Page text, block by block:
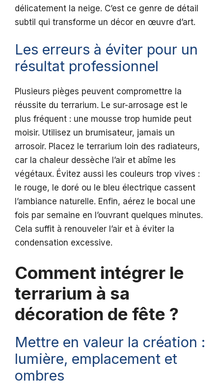
délicatement la neige. C’est ce genre de détail
subtil qui transforme un décor en œuvre d’art.
Les erreurs à éviter pour un
résultat professionnel
Plusieurs pièges peuvent compromettre la
réussite du terrarium. Le sur-arrosage est le
plus fréquent : une mousse trop humide peut
moisir. Utilisez un brumisateur, jamais un
arrosoir. Placez le terrarium loin des radiateurs,
car la chaleur dessèche l’air et abîme les
végétaux. Évitez aussi les couleurs trop vives :
le rouge, le doré ou le bleu électrique cassent
l’ambiance naturelle. Enfin, aérez le bocal une
fois par semaine en l’ouvrant quelques minutes.
Cela suffit à renouveler l’air et à éviter la
condensation excessive.
Comment intégrer le
terrarium à sa
décoration de fête ?
Mettre en valeur la création :
lumière, emplacement et
ombres